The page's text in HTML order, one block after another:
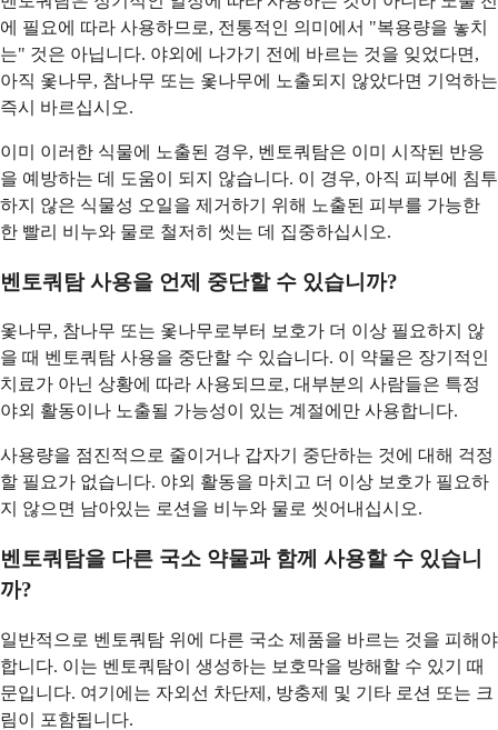
에 필요에 따라 사용하므로, 전통적인 의미에서 "복용량을 놓치
는" 것은 아닙니다. 야외에 나가기 전에 바르는 것을 잊었다면,
아직 옻나무, 참나무 또는 옻나무에 노출되지 않았다면 기억하는
즉시 바르십시오.
이미 이러한 식물에 노출된 경우, 벤토쿼탐은 이미 시작된 반응
을 예방하는 데 도움이 되지 않습니다. 이 경우, 아직 피부에 침투
하지 않은 식물성 오일을 제거하기 위해 노출된 피부를 가능한
한 빨리 비누와 물로 철저히 씻는 데 집중하십시오.
벤토쿼탐 사용을 언제 중단할 수 있습니까?
옻나무, 참나무 또는 옻나무로부터 보호가 더 이상 필요하지 않
을 때 벤토쿼탐 사용을 중단할 수 있습니다. 이 약물은 장기적인
치료가 아닌 상황에 따라 사용되므로, 대부분의 사람들은 특정
야외 활동이나 노출될 가능성이 있는 계절에만 사용합니다.
사용량을 점진적으로 줄이거나 갑자기 중단하는 것에 대해 걱정
할 필요가 없습니다. 야외 활동을 마치고 더 이상 보호가 필요하
지 않으면 남아있는 로션을 비누와 물로 씻어내십시오.
벤토쿼탐을 다른 국소 약물과 함께 사용할 수 있습니
까?
일반적으로 벤토쿼탐 위에 다른 국소 제품을 바르는 것을 피해야
합니다. 이는 벤토쿼탐이 생성하는 보호막을 방해할 수 있기 때
문입니다. 여기에는 자외선 차단제, 방충제 및 기타 로션 또는 크
림이 포함됩니다.